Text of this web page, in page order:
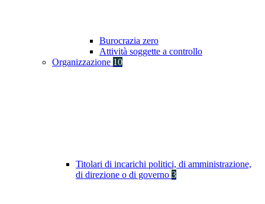
Burocrazia zero
Attività soggette a controllo
Organizzazione 10
Titolari di incarichi politici, di amministrazione,
di direzione o di governo 3